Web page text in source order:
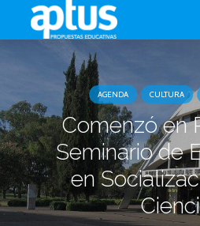
AGENDA CULTURA
Comenzó en
Seminario de
en